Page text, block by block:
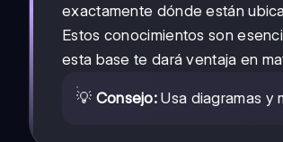
exactamente dónde están
Estos conocimientos son
esta base te dará ventaja en
💡 Consejo: Usa diagramas y